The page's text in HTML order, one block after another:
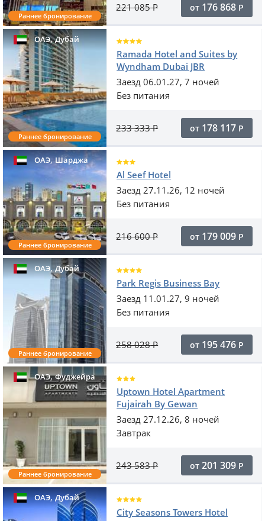
Раннее бронирование
221 085Р от 176 868 Р
ОАЭ,Дубай
Раннее бронирование
Ramada Hotel and Suites by
Wyndham Dubai JBR
Заезд 06.01.27, 7 ночей
Без питания
233 333Р от 178 117 Р
ОАЭ,Шарджа
Раннее бронирование
Al Seef Hotel
Заезд 27.11.26, 12 ночей
Без питания
216 600Р от 179 009 Р
ОАЭ,Дубай
Раннее бронирование
Park Regis Business Bay
Заезд 11.01.27, 9 ночей
Без питания
258 028Р от 195 476 Р
ОАЭ,Фуджейра
Раннее бронирование
Uptown Hotel Apartment
Fujairah By Gewan
Заезд 27.12.26, 8 ночей
Завтрак
243 583Р от 201 309 Р
ОАЭ,Дубай
City Seasons Towers Hotel